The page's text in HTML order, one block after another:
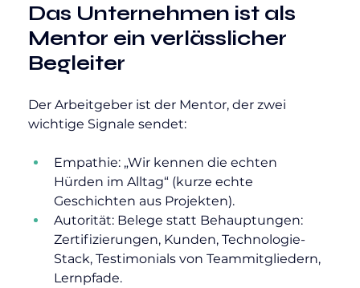
Das Unternehmen ist als
Mentor ein verlässlicher
Begleiter
Der Arbeitgeber ist der Mentor, der zwei
wichtige Signale sendet:
Empathie: „Wir kennen die echten
Hürden im Alltag“ (kurze echte
Geschichten aus Projekten).
Autorität: Belege statt Behauptungen:
Zertifizierungen, Kunden, Technologie-
Stack, Testimonials von Teammitgliedern,
Lernpfade.